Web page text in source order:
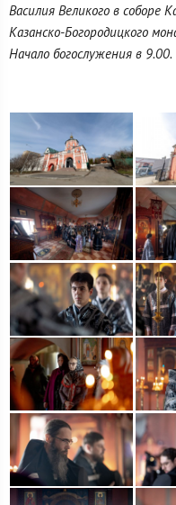
Василия Великого в соборе
Казанско-Богородицкого
Начало богослужения в 9.00.